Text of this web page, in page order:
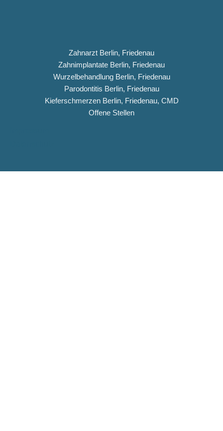
Zahnarzt Berlin, Friedenau
Zahnimplantate Berlin, Friedenau
Wurzelbehandlung Berlin, Friedenau
Parodontitis Berlin, Friedenau
Kieferschmerzen Berlin, Friedenau, CMD
Offene Stellen